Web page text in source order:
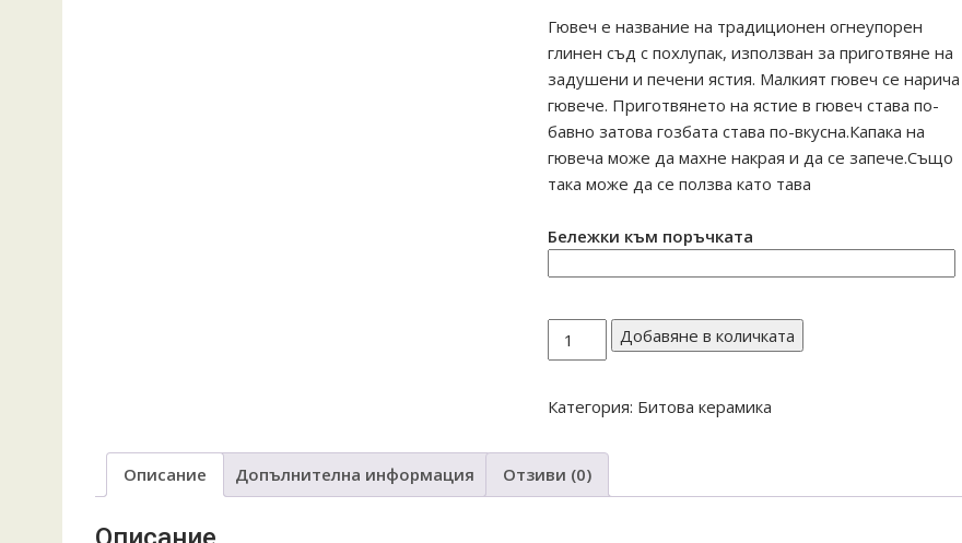
Гювеч е название на традиционен огнеупорен
глинен съд с похлупак, използван за приготвяне на
задушени и печени ястия. Малкият гювеч се нарича
гювече. Приготвянето на ястие в гювеч става по-
бавно затова гозбата става по-вкусна.Капака на
гювеча може да махне накрая и да се запече.Също
така може да се ползва като тава
Бележки към поръчката
количество
за
капама
Добавяне в количката
Категория: Битова керамика
Описание Допълнителна информация Отзиви (0)